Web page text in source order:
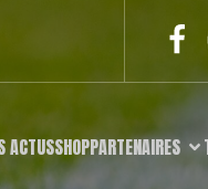
ACTUSSHOPPARTENAIRES